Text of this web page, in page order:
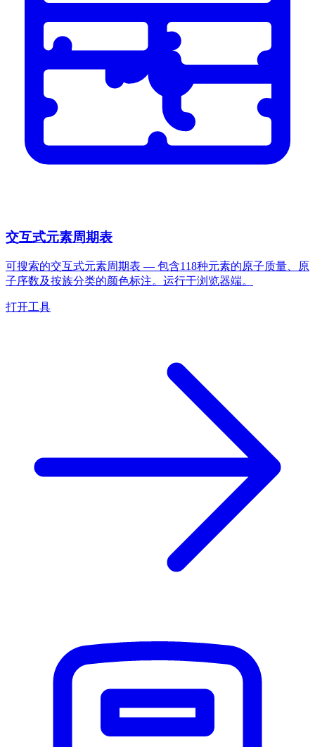
交互式元素周期表
可搜索的交互式元素周期表 — 包含118种元素的原子质量、原
子序数及按族分类的颜色标注。运行于浏览器端。
打开工具